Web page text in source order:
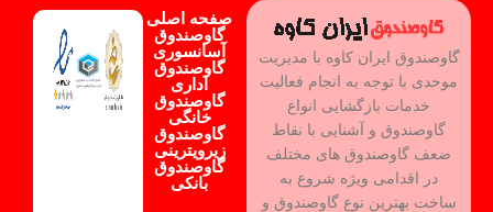
گاوصندوق ایران کاوه با مدیریت
موحدی با توجه به انجام فعالیت
خدمات بازگشایی انواع
گاوصندوق و آشنایی با نقاط
ضعف گاوصندوق های مختلف
در اقدامی ویژه شروع به
ساخت بهترین نوع گاوصندوق و
صفحه اصلی
گاوصندوق
آسانسوری
گاوصندوق
اداری
گاوصندوق
خانگی
گاوصندوق
زیرویترینی
گاوصندوق
بانکی